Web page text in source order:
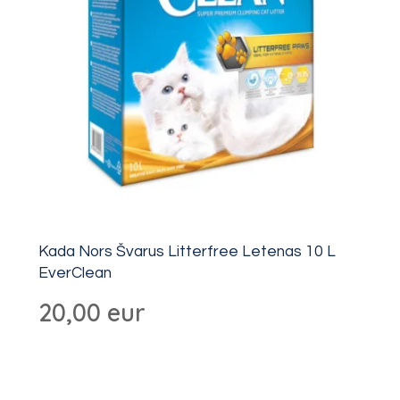
Kada Nors Švarus Litterfree Letenas 10 L
EverClean
20,00 eur